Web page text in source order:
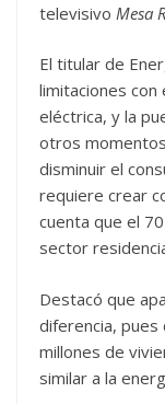
televisivo Mesa
El titular de
limitaciones con
eléctrica, y la
otros
disminuir el
requiere crear
cuenta que el
sector
Destacó que
diferencia,
millones de
similar a la